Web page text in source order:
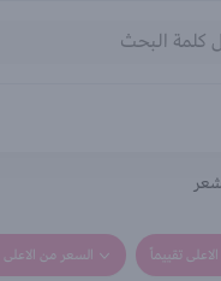
الاعلى تقييماً السعر من الاعلى